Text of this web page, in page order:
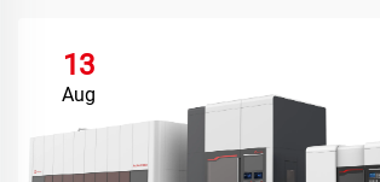
13
Aug